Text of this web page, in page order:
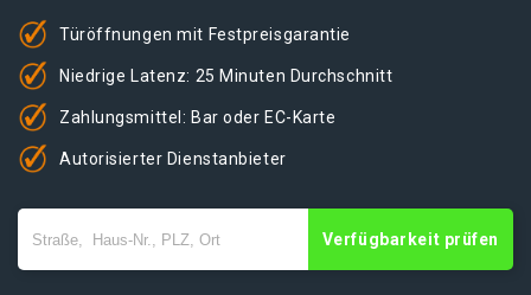
Türöffnungen mit Festpreisgarantie
Niedrige Latenz: 25 Minuten Durchschnitt
Zahlungsmittel: Bar oder EC-Karte
Autorisierter Dienstanbieter
Verfügbarkeit prüfen